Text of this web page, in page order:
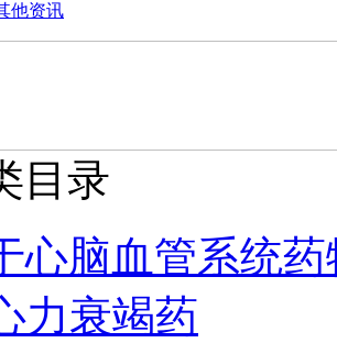
他资讯
目录
心脑血管系统药
力衰竭药